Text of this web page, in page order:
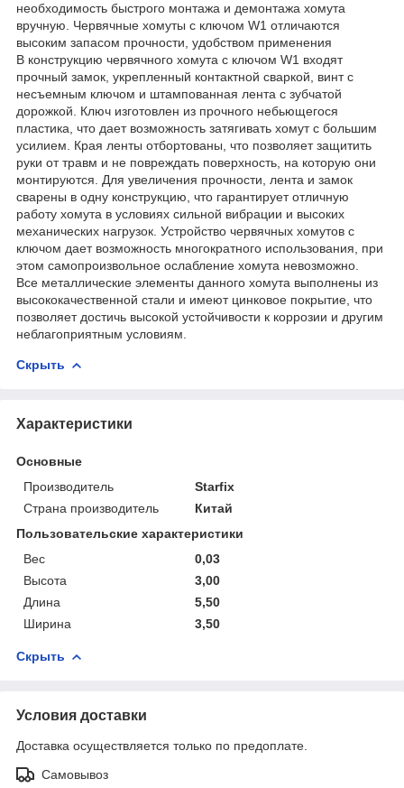
необходимость быстрого монтажа и демонтажа хомута
вручную. Червячные хомуты с ключом W1 отличаются
высоким запасом прочности, удобством применения
В конструкцию червячного хомута с ключом W1 входят
прочный замок, укрепленный контактной сваркой, винт с
несъемным ключом и штампованная лента с зубчатой
дорожкой. Ключ изготовлен из прочного небьющегося
пластика, что дает возможность затягивать хомут с большим
усилием. Края ленты отбортованы, что позволяет защитить
руки от травм и не повреждать поверхность, на которую они
монтируются. Для увеличения прочности, лента и замок
сварены в одну конструкцию, что гарантирует отличную
работу хомута в условиях сильной вибрации и высоких
механических нагрузок. Устройство червячных хомутов с
ключом дает возможность многократного использования, при
этом самопроизвольное ослабление хомута невозможно.
Все металлические элементы данного хомута выполнены из
высококачественной стали и имеют цинковое покрытие, что
позволяет достичь высокой устойчивости к коррозии и другим
неблагоприятным условиям.
Скрыть
Характеристики
Основные
Производитель
Starfix
Страна производитель
Китай
Пользовательские характеристики
Вес
0,03
Высота
3,00
Длина
5,50
Ширина
3,50
Скрыть
Условия доставки
Доставка осуществляется только по предоплате.
Самовывоз